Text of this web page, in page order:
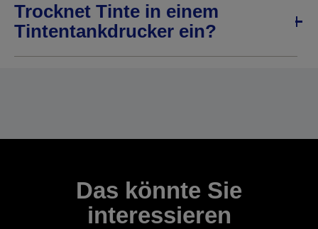
Trocknet Tinte in einem
Tintentankdrucker ein?
Das könnte Sie
interessieren